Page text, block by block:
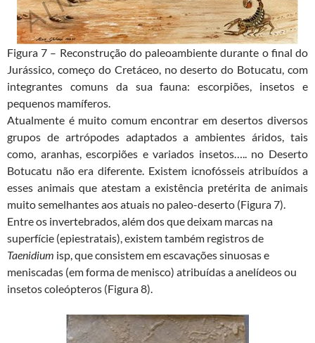
Figura 7 – Reconstrução do paleoambiente durante o final do
Jurássico, começo do Cretáceo, no deserto do Botucatu, com
integrantes comuns da sua fauna: escorpiões, insetos e
pequenos mamíferos.
Atualmente é muito comum encontrar em desertos diversos
grupos de artrópodes adaptados a ambientes áridos, tais
como, aranhas, escorpiões e variados insetos….. no Deserto
Botucatu não era diferente. Existem icnofósseis atribuídos a
esses animais que atestam a existência pretérita de animais
muito semelhantes aos atuais no paleo-deserto (Figura 7).
Entre os invertebrados, além dos que deixam marcas na
superfície (epiestratais), existem também registros de
Taenidium isp, que consistem em escavações sinuosas e
meniscadas (em forma de menisco) atribuídas a anelídeos ou
insetos coleópteros (Figura 8).